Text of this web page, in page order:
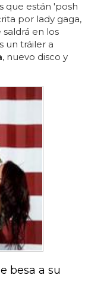
que están 'posh
por lady gaga,
en los
un tráiler a
, nuevo disco y
besa a su